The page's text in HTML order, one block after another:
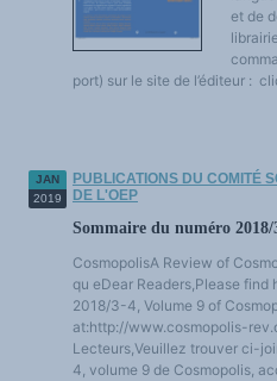
et de
port) sur le site de l’éditeur :
JAN
2019
PUBLICATIONS DU COMITÉ
DE L'OEP
Sommaire du numéro
CosmopolisA Review of
qu eDear Readers,Please
2018/3-4, Volume 9 of
at:http://www.cosmopolis-
Lecteurs,Veuillez trouver ci-
4, volume 9 de Cosmopolis,